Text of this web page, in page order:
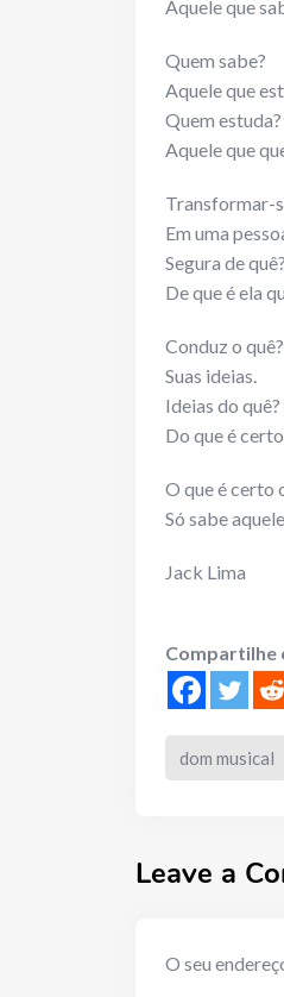
Aquele que
Quem sabe?
Aquele que
Quem estuda?
Aquele que
Transformar-
Em uma
Segura de quê?
De que é ela
Conduz o quê?
Suas ideias.
Ideias do quê?
Do que é
O que é certo
Só sabe
Jack Lima
Compartilhe
dom musical
Leave a
O seu